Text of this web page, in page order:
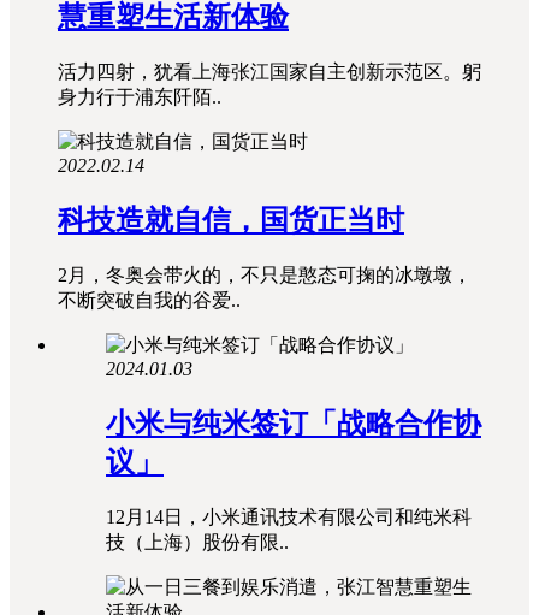
慧重塑生活新体验
活力四射，犹看上海张江国家自主创新示范区。躬
身力行于浦东阡陌..
2022.02.14
科技造就自信，国货正当时
2月，冬奥会带火的，不只是憨态可掬的冰墩墩，
不断突破自我的谷爱..
2024.01.03
小米与纯米签订「战略合作协
议」
12月14日，小米通讯技术有限公司和纯米科
技（上海）股份有限..